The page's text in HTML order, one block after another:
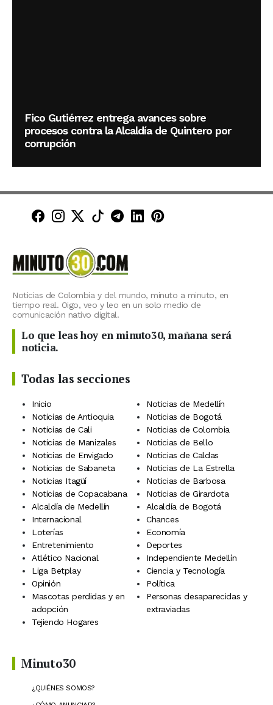
Fico Gutiérrez entrega avances sobre
procesos contra la Alcaldía de Quintero por
corrupción
Minuto30 en Facebook
Minuto30 en Instagram
Minuto30 en X (Twitter)
Minuto30 en TikTok
Canal de Minuto30 en
Minuto30 en LinkedIn
Minuto30 en
Noticias de Colombia y del mundo, minuto a minuto, en
tiempo real. Oigo, veo y leo en un solo medio de
comunicación nativo digital.
Lo que leas hoy en minuto30, mañana será
noticia.
Todas las secciones
Inicio
Noticias de Medellín
Noticias de Antioquia
Noticias de Bogotá
Noticias de Cali
Noticias de Colombia
Noticias de Manizales
Noticias de Bello
Noticias de Envigado
Noticias de Caldas
Noticias de Sabaneta
Noticias de La Estrella
Noticias Itagüí
Noticias de Barbosa
Noticias de Copacabana
Noticias de Girardota
Alcaldía de Medellín
Alcaldía de Bogotá
Internacional
Chances
Loterías
Economía
Entretenimiento
Deportes
Atlético Nacional
Independiente Medellín
Liga Betplay
Ciencia y Tecnología
Opinión
Política
Mascotas perdidas y en
adopción
Personas desaparecidas y
extraviadas
Tejiendo Hogares
Minuto30
¿QUIÉNES SOMOS?